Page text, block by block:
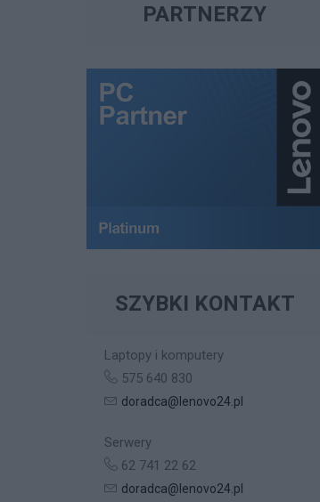
PARTNERZY
SZYBKI KONTAKT
Laptopy i komputery
575 640 830
doradca@lenovo24.pl
Serwery
62 741 22 62
doradca@lenovo24.pl